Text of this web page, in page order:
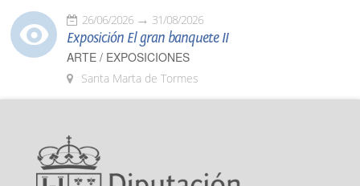
26/06/2026 31/08/2026
Exposición El gran banquete II
ARTE / EXPOSICIONES
Santa Marta de Tormes